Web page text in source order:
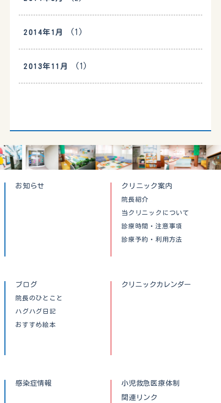
2014年1月 (1)
2013年11月 (1)
お知らせ クリニック案内
院長紹介
当クリニックについて
診療時間・注意事項
診療予約・利用方法
ブログ
院長のひとこと
ハグハグ日記
おすすめ絵本
クリニックカレンダー
感染症情報
小児救急医療体制
関連リンク